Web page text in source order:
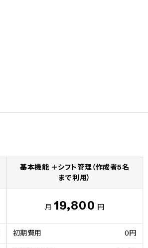
基本機能 ＋シフト管理（作成者5名
まで利用）
月 19,800 円
初期費用 0円